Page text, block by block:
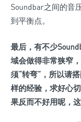
Soundbar之间的音
到平衡点。
最后，有不少
域会做得非常狭窄
须“转弯”，所以请
样的经验，求好心
果反而不好用呢，